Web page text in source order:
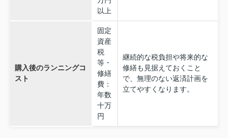
以上
購入後のランニングコ
スト
固定
資産
税
等・
修繕
費：
年数
十万
円
継続的な税負担や将来的な
修繕も見据えておくこと
で、無理のない返済計画を
立てやすくなります。